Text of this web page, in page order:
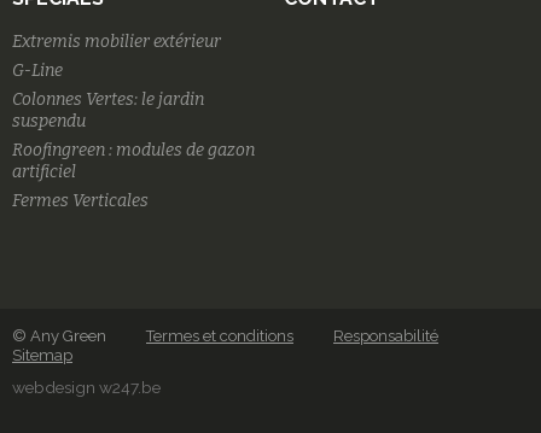
Extremis mobilier extérieur
G-Line
Colonnes Vertes: le jardin
suspendu
Roofingreen : modules de gazon
artificiel
Fermes Verticales
© Any Green Termes et conditions
Responsabilité
Sitemap
webdesign w247.be